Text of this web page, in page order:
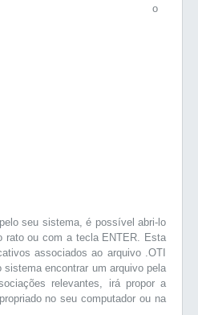
o
seu sistema, é possível abri-lo
rato ou com a tecla ENTER. Esta
associados ao arquivo .OTI
encontrar um arquivo pela
relevantes, irá propor a
no seu computador ou na